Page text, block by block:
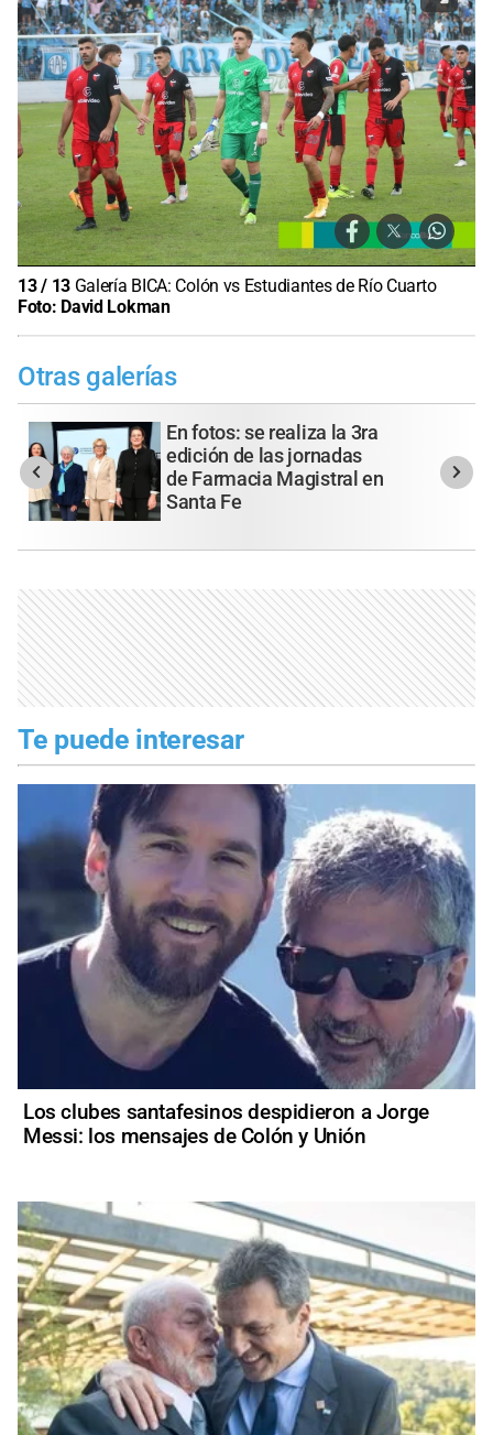
13/ 13 Galería BICA: Colón vs Estudiantes de Río Cuarto
Foto: David Lokman
Otras galerías
En fotos: se realiza la 3ra
edición de las jornadas
de Farmacia Magistral en
Santa Fe
Te puede interesar
Los clubes santafesinos despidieron a Jorge
Messi: los mensajes de Colón y Unión